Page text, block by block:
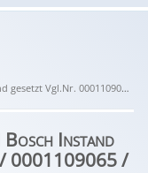
/ 0001109065 / 1986S00725
Instand
0001109065 /